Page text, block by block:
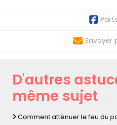
Envoyer
D'autres
même sujet
Comment atténuer le feu du